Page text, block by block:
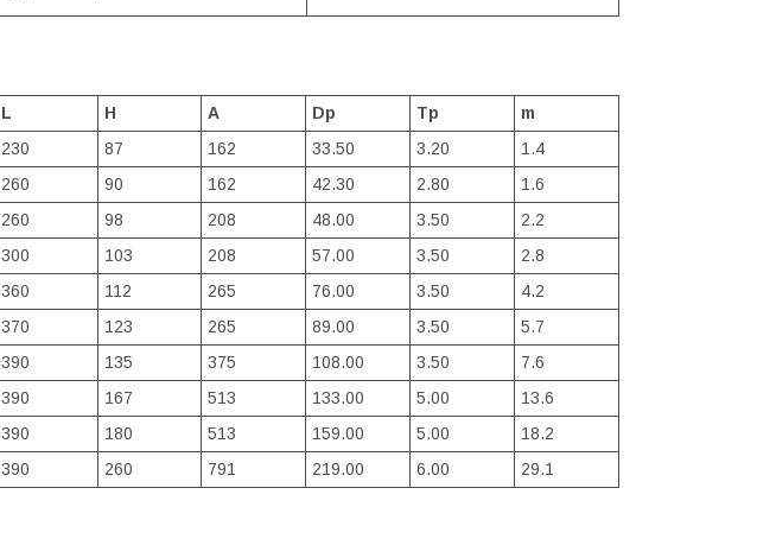
L H A Dp Tp
m
230 87 162 33.50 3.20
1.4
260 90 162 42.30 2.80
1.6
260 98 208 48.00 3.50
2.2
300 103 208 57.00 3.50
2.8
360 112 265 76.00 3.50
4.2
370 123 265 89.00 3.50
5.7
390 135 375 108.00 3.50
7.6
390 167 513 133.00 5.00
13.6
390 180 513 159.00 5.00
18.2
390 260 791 219.00 6.00 29.1